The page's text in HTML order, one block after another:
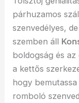
párhuzamos
szenvedélyes,
szemben áll
boldogság és az
a kettős
hogy
romboló